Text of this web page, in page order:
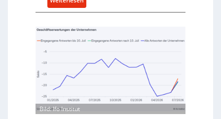
a
I
M
t
h
d
e
ü
r
Bild: Ifo Institut